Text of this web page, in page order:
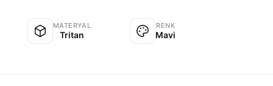
MATERYAL
Tritan
RENK
Mavi